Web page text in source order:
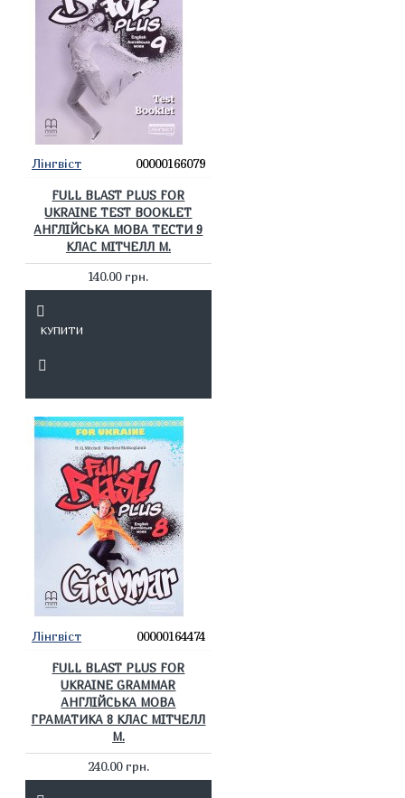
Лінгвіст 00000166079
FULL BLAST PLUS FOR
UKRAINE TEST BOOKLET
АНГЛІЙСЬКА МОВА ТЕСТИ 9
КЛАС МІТЧЕЛЛ М.
140.00 грн.
КУПИТИ
Лінгвіст 00000164474
FULL BLAST PLUS FOR
UKRAINE GRAMMAR
АНГЛІЙСЬКА МОВА
ГРАМАТИКА 8 КЛАС МІТЧЕЛЛ
М.
240.00 грн.